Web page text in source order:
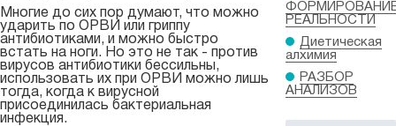
Многие до сих пор думают, что можно
ударить по ОРВИ или гриппу
антибиотиками, и можно быстро
встать на ноги. Но это не так - против
вирусов антибиотики бессильны,
использовать их при ОРВИ можно лишь
тогда, когда к вирусной
присоединилась бактериальная
инфекция.
РЕАЛЬНОСТИ
Диетическая
алхимия
РАЗБОР
АНАЛИЗОВ